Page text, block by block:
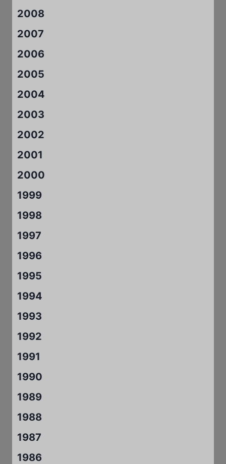
2008
2007
2006
2005
2004
2003
2002
2001
2000
1999
1998
1997
1996
1995
1994
1993
1992
1991
1990
1989
1988
1987
1986